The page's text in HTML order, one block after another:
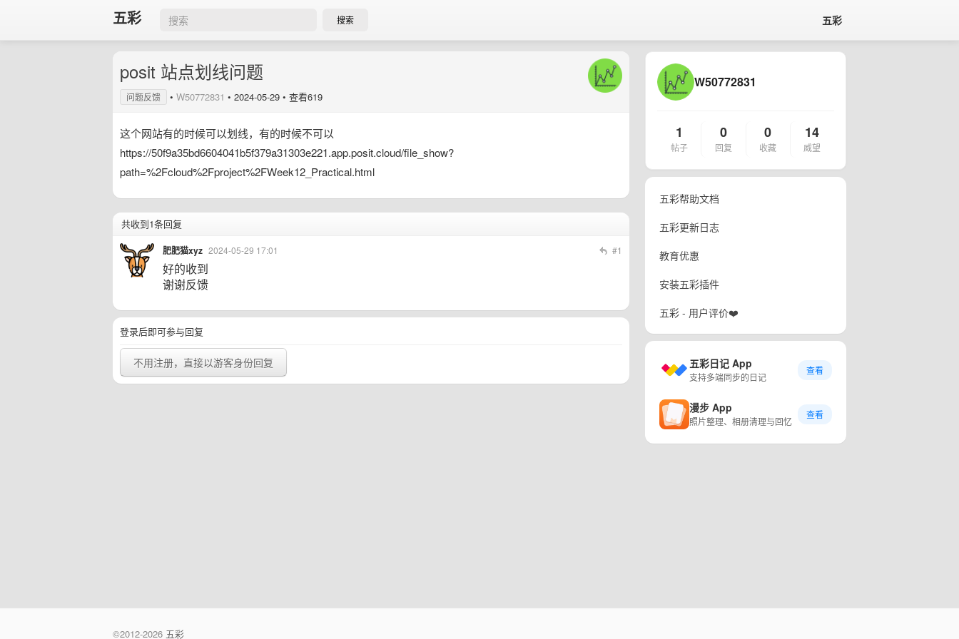
五彩 搜索 五彩
posit 站点划线问题
问题反馈 • W50772831 • 2024-05-29 • 查看619
这个网站有的时候可以划线，有的时候不可以
https://50f9a35bd6604041b5f379a31303e221.app.posit.cloud/file_show?
path=%2Fcloud%2Fproject%2FWeek12_Practical.html
共收到1条回复
肥肥猫xyz 2024-05-29 17:01 #1
好的收到
谢谢反馈
登录后即可参与回复
不用注册，直接以游客身份回复
W50772831
1
帖子
0
回复
0
收藏
14
威望
五彩帮助文档
五彩更新日志
教育优惠
安装五彩插件
五彩 - 用户评价❤️
五彩日记 App
支持多端同步的日记
查看
漫步 App
照片整理、相册清理与回忆
查看
©2012-2026 五彩